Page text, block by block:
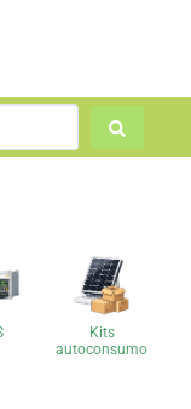
Kits
autoconsumo